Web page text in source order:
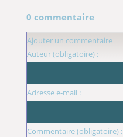
0 commentaire
Ajouter un commentaire
Auteur (obligatoire) :
Adresse e-mail :
Commentaire (obligatoire) :